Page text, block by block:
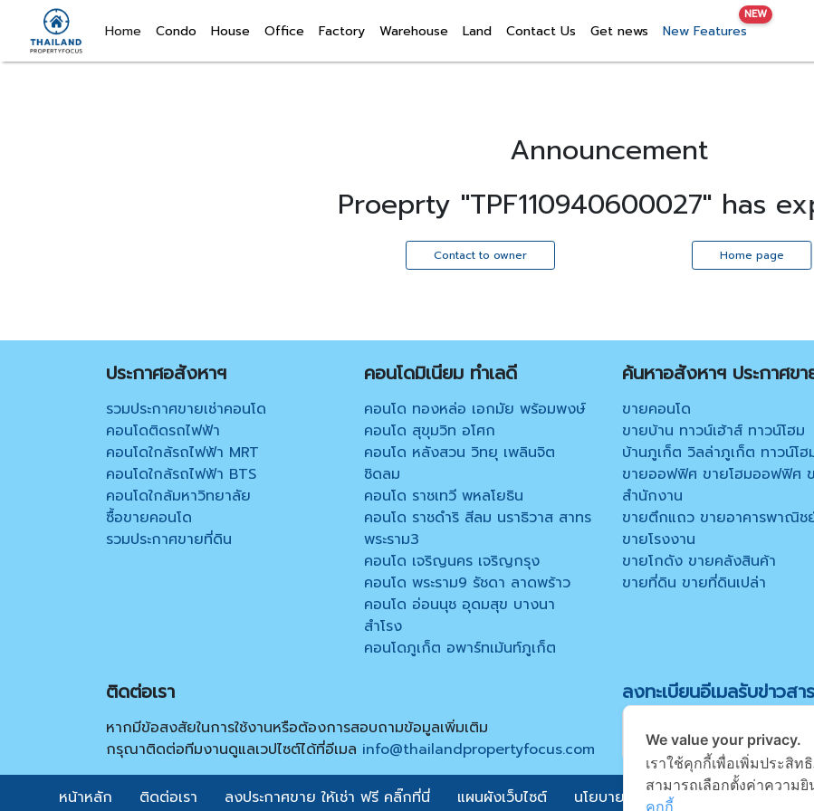
Home(current)
Condo House Office Factory Warehouse Land Contact Us Get news New Features
NEW
Announcement
Proeprty "TPF110940600027" has
Contact to owner Home page
ประกาศอสังหาฯ
รวมประกาศขายเช่าคอนโด
คอนโดติดรถไฟฟ้า
คอนโดใกล้รถไฟฟ้า MRT
คอนโดใกล้รถไฟฟ้า BTS
คอนโดใกล้มหาวิทยาลัย
ซื้อขายคอนโด
รวมประกาศขายที่ดิน
คอนโดมิเนียม ทำเลดี
คอนโด ทองหล่อ เอกมัย พร้อมพงษ์
คอนโด สุขุมวิท อโศก
คอนโด หลังสวน วิทยุ เพลินจิต
ชิดลม
คอนโด ราชเทวี พหลโยธิน
คอนโด ราชดำริ สีลม นราธิวาส สาทร
พระราม3
คอนโด เจริญนคร เจริญกรุง
คอนโด พระราม9 รัชดา ลาดพร้าว
คอนโด อ่อนนุช อุดมสุข บางนา
สำโรง
คอนโดภูเก็ต อพาร์ทเม้นท์ภูเก็ต
ค้นหาอสังหาฯ ประกาศขา
ขายคอนโด
ขายบ้าน ทาวน์เฮ้าส์ ทาวน์โฮม
บ้านภูเก็ต วิลล่าภูเก็ต ทาวน์โฮ
ขายออฟฟิศ ขายโฮมออฟฟิศ
สำนักงาน
ขายตึกแถว ขายอาคารพาณิช
ขายโรงงาน
ขายโกดัง ขายคลังสินค้า
ขายที่ดิน ขายที่ดินเปล่า
ติดต่อเรา
หากมีข้อสงสัยในการใช้งานหรือต้องการสอบถามข้อมูลเพิ่มเติม
กรุณาติดต่อทีมงานดูแลเวปไซต์ได้ที่อีเมล info@thailandpropertyfocus.com
ลงทะเบียนอีเมลรับข่าวสาร
หน้าหลัก ติดต่อเรา ลงประกาศขาย ให้เช่า ฟรี คลิ๊กที่นี่ แผนผังเว็บไซต์ นโยบายความเป็นส่วนตัว เงื่อนไข
We value your privacy.
เราใช้คุกกี้เพื่อเพิ่มประสิ
สามารถเลือกตั้งค่าความ
คุกกี้